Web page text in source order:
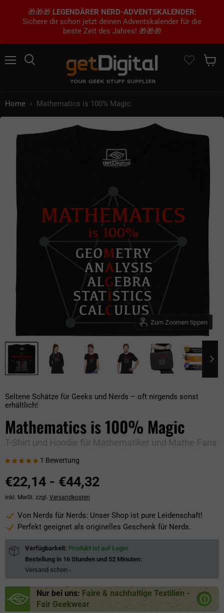
🎁🎁🎁 LEGENDÄRER NERD-ADVENTSKALENDER:
Sichere dir schon jetzt deinen Adventskalender für die
beste Zeit des Jahres! 🎁🎁🎁
Home Mathematics is 100% Magic
Zum Zoomen tippen
Seltene Schätze für Geeks und Nerds – oft nirgends sonst
erhältlich!
Mathematics is 100% Magic
T-Shirt und Hoodie für Mathematiker und Mathe-Fans
1 Bewertung
€22,14 - €44,32
inkl. MwSt. zzgl. Versandkosten
Von Nerds für Nerds: Unser Shop ist pure Leidenschaft!
Perfekt geeignet als originelles Geschenk für Nerds.
Verfügbarkeit: Produkt ist auf Lager
Bestellung in 16 Stunden und 52 Minuten:
Versand schon -
Nur bei uns: Faire & nachhaltige Textilien -
Fair Geekwear